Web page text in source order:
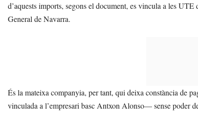
d’aquests imports, segons el document, es vincula a les
General de Navarra.
És la mateixa companyia, per tant, qui deixa constància de
vinculada a l’empresari basc Antxon Alonso— sense poder